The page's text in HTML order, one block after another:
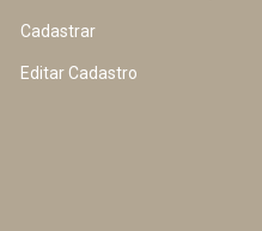
Cadastrar
Editar Cadastro